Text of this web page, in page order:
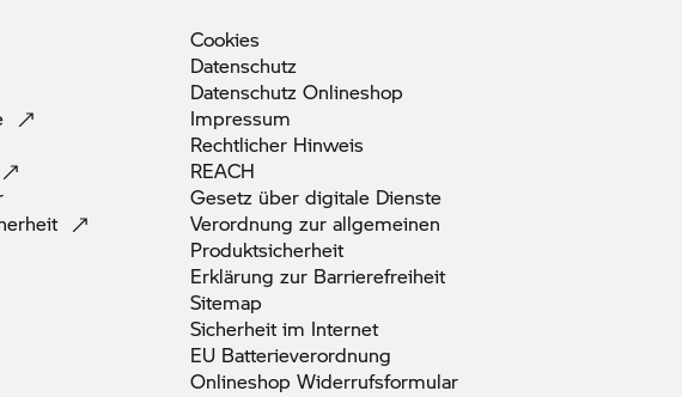
Cookies
Datenschutz
Datenschutz Onlineshop
Impressum
Rechtlicher Hinweis
REACH
Gesetz über digitale Dienste
Verordnung zur allgemeinen
Produktsicherheit
Erklärung zur Barrierefreiheit
Sitemap
Sicherheit im Internet
EU Batterieverordnung
Onlineshop Widerrufsformular